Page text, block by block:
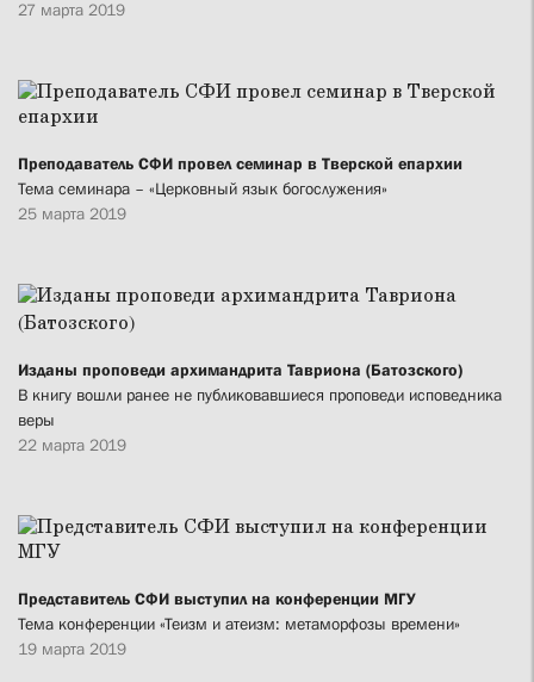
27 марта 2019
Преподаватель СФИ провел семинар в Тверской епархии
Тема семинара – «Церковный язык богослужения»
25 марта 2019
Изданы проповеди архимандрита Тавриона (Батозского)
В книгу вошли ранее не публиковавшиеся проповеди исповедника
веры
22 марта 2019
Представитель СФИ выступил на конференции МГУ
Тема конференции «Теизм и атеизм: метаморфозы времени»
19 марта 2019